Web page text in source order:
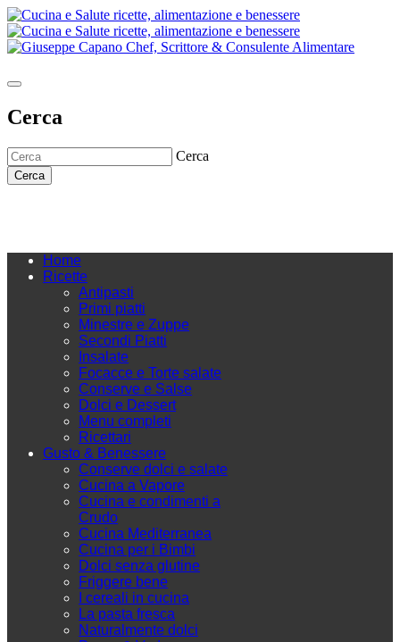
Cerca
Cerca
Cerca
Home
Ricette
Antipasti
Primi piatti
Minestre e Zuppe
Secondi Piatti
Insalate
Focacce e Torte salate
Conserve e Salse
Dolci e Dessert
Menu completi
Ricettari
Gusto & Benessere
Conserve dolci e salate
Cucina a Vapore
Cucina e condimenti a
Crudo
Cucina Mediterranea
Cucina per i Bimbi
Dolci senza glutine
Friggere bene
I cereali in cucina
La pasta fresca
Naturalmente dolci